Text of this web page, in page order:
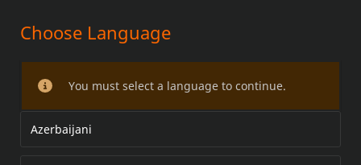
AFNEEMBAAR WINDSCHERM EN
BEVESTIGINGSPUNTMATERIALEN
SET
Choose Language
You must select a language to continue.
Azerbaijani